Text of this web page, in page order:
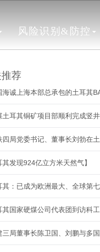
风险识别&防控
荐
海诚上海本部总承包的土耳其
土耳其铜矿项目部顺利完成竖
四局党委书记、董事长刘勃在
其发现924亿立方米天然气】
其：已成为欧洲最大、全球第
其国家硬煤公司代表团到访科
三局董事长陈卫国、刘鹏与多